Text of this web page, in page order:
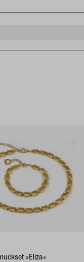
»Eliza«